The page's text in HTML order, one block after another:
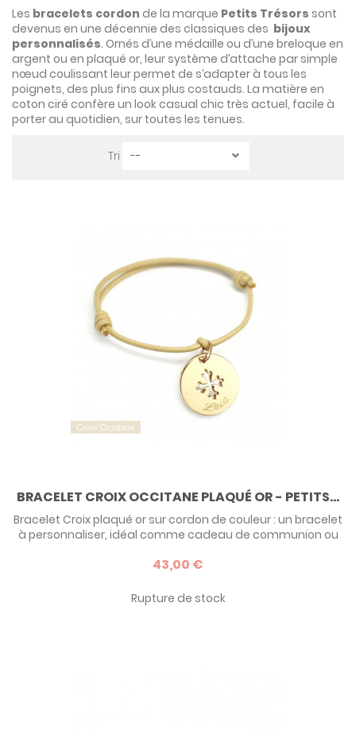
Les bracelets cordon de la marque Petits Trésors sont
devenus en une décennie des classiques des bijoux
personnalisés. Ornés d’une médaille ou d’une breloque en
argent ou en plaqué or, leur système d’attache par simple
nœud coulissant leur permet de s’adapter à tous les
poignets, des plus fins aux plus costauds. La matière en
coton ciré confère un look casual chic très actuel, facile à
porter au quotidien, sur toutes les tenues.
Tri
BRACELET CROIX OCCITANE PLAQUÉ OR - PETITS...
Bracelet Croix plaqué or sur cordon de couleur : un bracelet
à personnaliser, idéal comme cadeau de communion ou
43,00 €
Rupture de stock